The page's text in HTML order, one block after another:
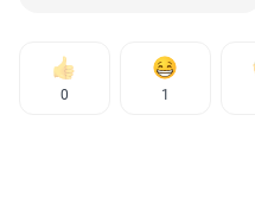
0 1